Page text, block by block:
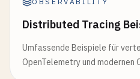
Distributed Tracing
Umfassende Beispiele für
OpenTelemetry und modernen